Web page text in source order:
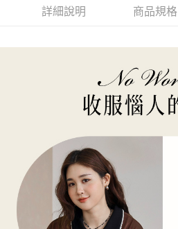
詳細說明 商品規格